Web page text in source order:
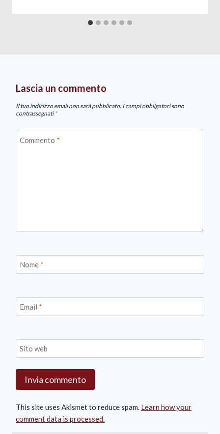
Lascia un commento
Il tuo indirizzo email non sarà pubblicato. I campi obbligatori sono
contrassegnati*
Commento *
Nome *
Email *
Sito web
This site uses Akismet to reduce spam. Learn how your
comment data is processed.